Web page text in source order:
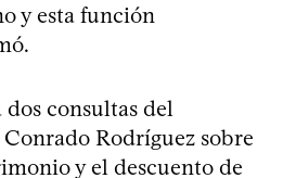
y esta función
consultas del
Rodríguez sobre
y el descuento de